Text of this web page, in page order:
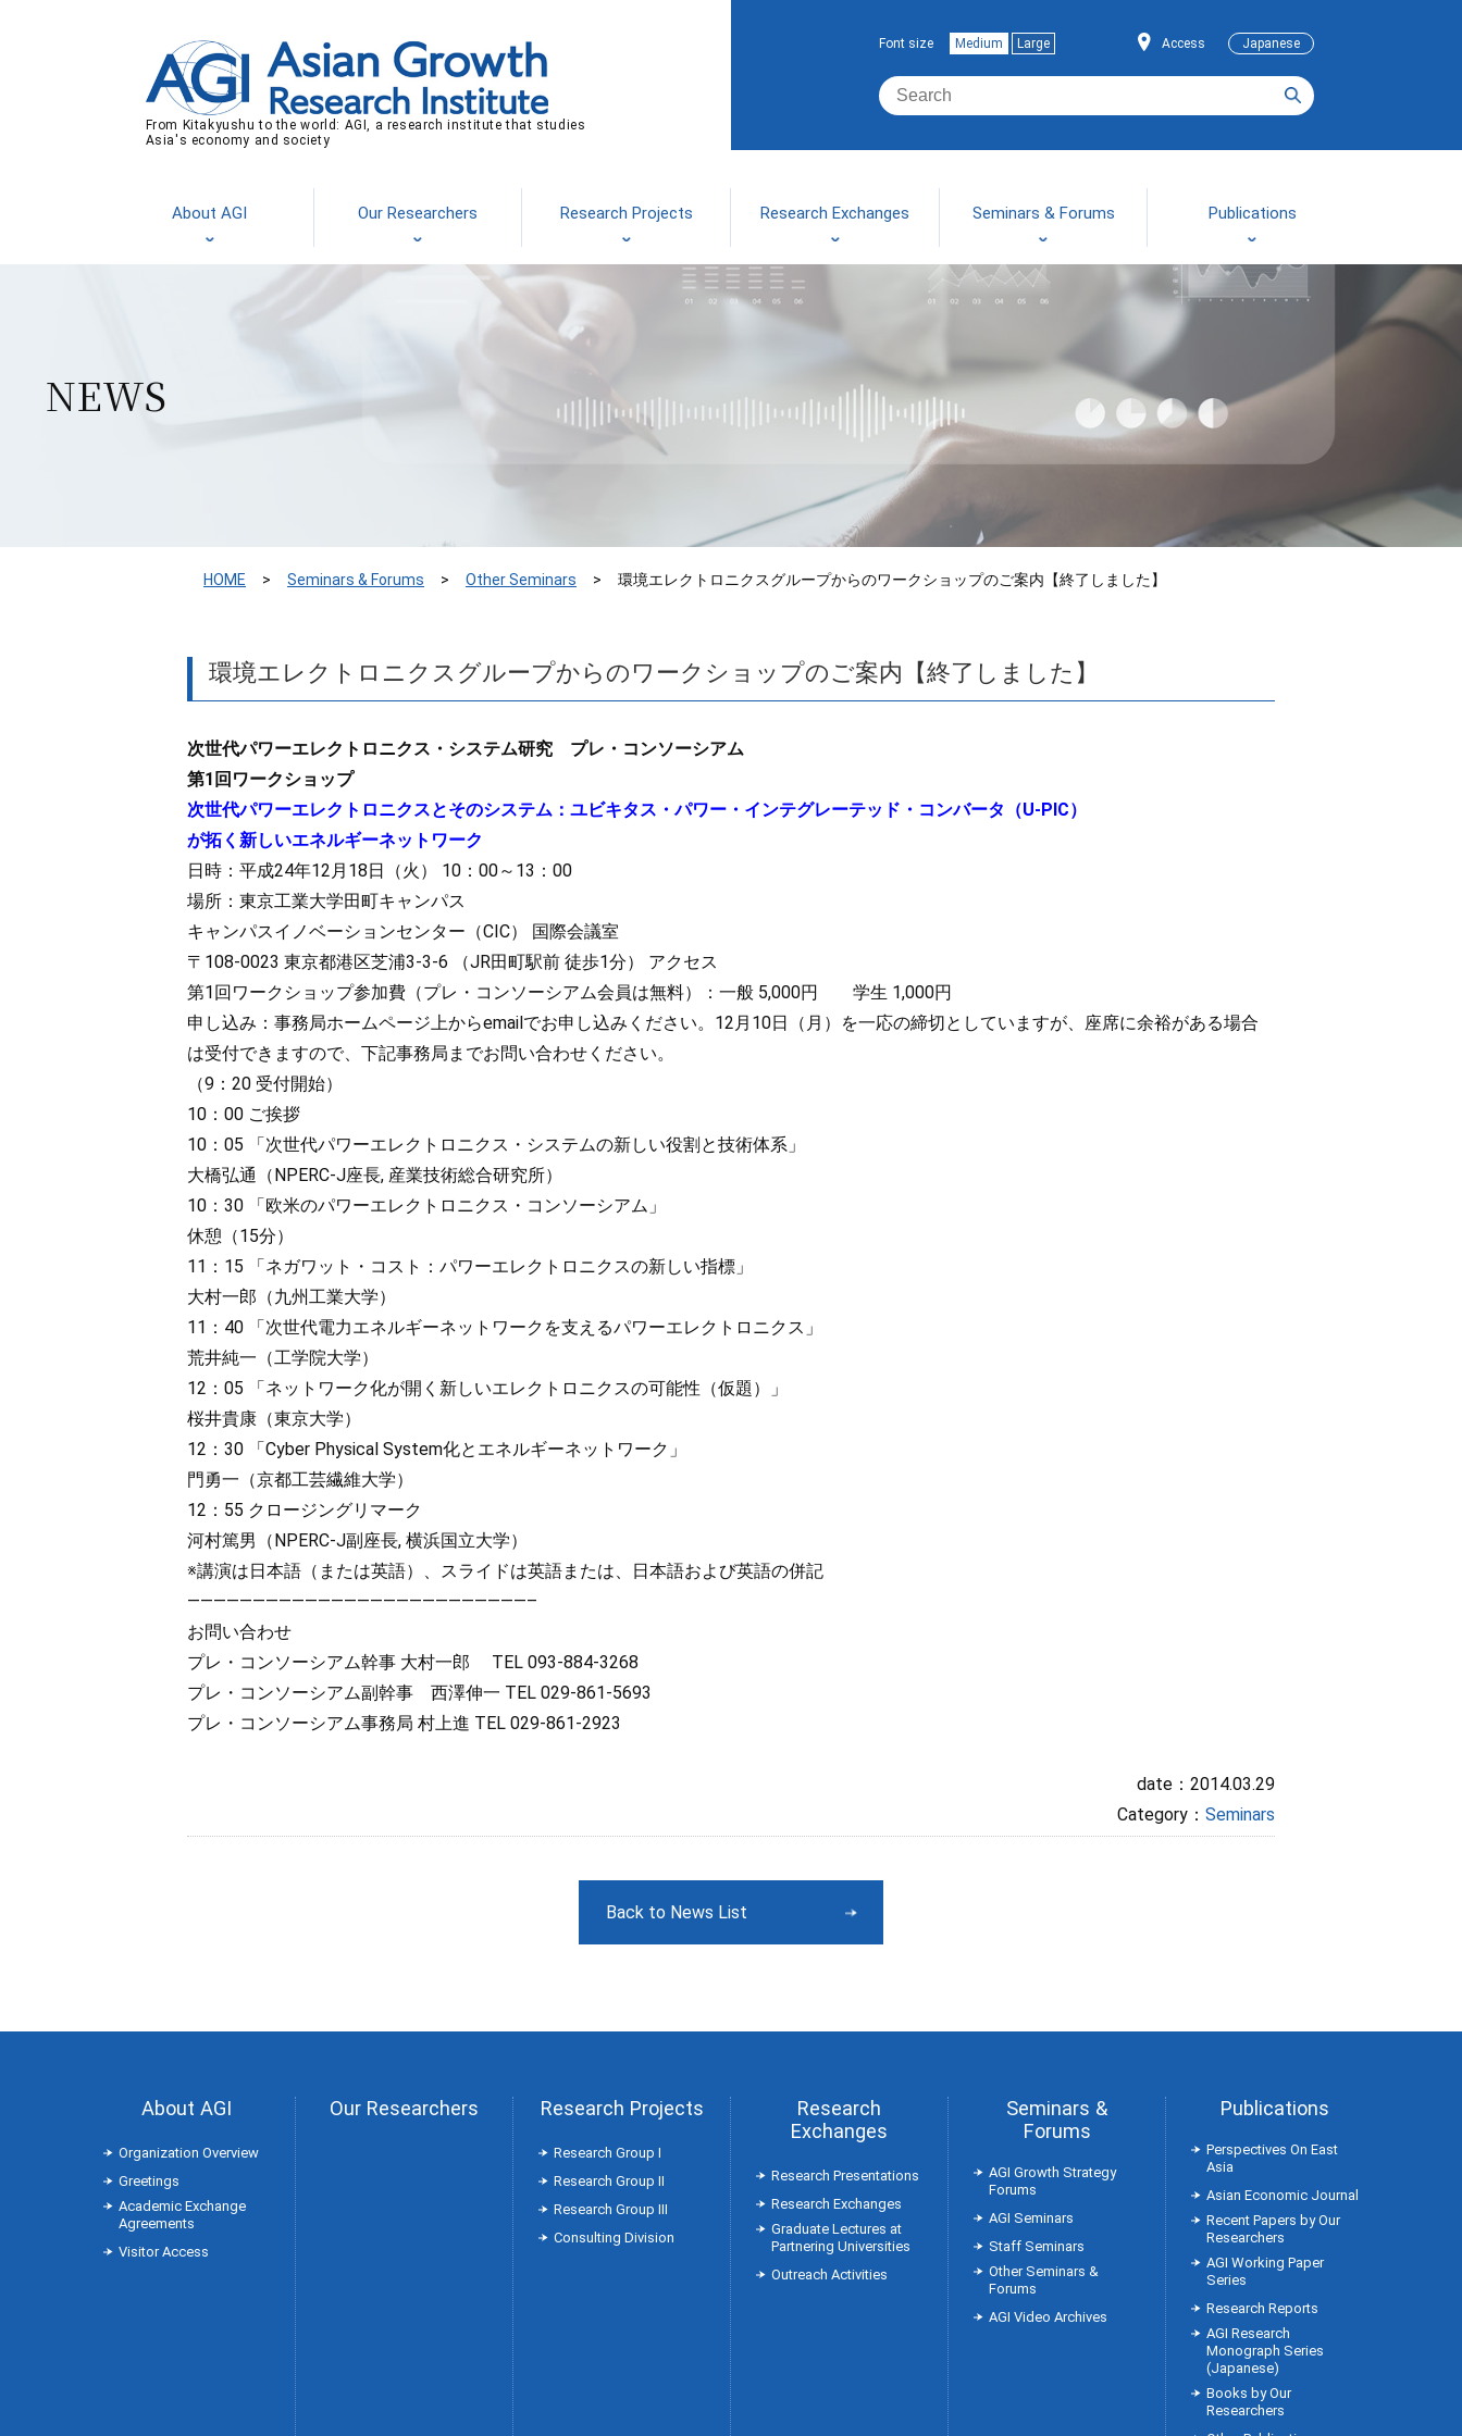
From Kitakyushu to the world: AGI, a research institute that studies
Asia's economy and society
Font size Medium Large Access Japanese
About AGI Our Researchers Research Projects Research Exchanges Seminars & Forums Publications
NEWS
HOME Seminars & Forums Other Seminars 環境エレクトロニクスグループからのワークショップのご案内【終了しました】
環境エレクトロニクスグループからのワークショップのご案内【終了しました】
次世代パワーエレクトロニクス・システム研究 プレ・コンソーシアム
第1回ワークショップ
次世代パワーエレクトロニクスとそのシステム：ユビキタス・パワー・インテグレーテッド・コンバータ（U-PIC）
が拓く新しいエネルギーネットワーク
日時：平成24年12月18日（火） 10：00～13：00
場所：東京工業大学田町キャンパス
キャンパスイノベーションセンター（CIC） 国際会議室
〒108-0023 東京都港区芝浦3-3-6 （JR田町駅前 徒歩1分） アクセス
第1回ワークショップ参加費（プレ・コンソーシアム会員は無料）：一般 5,000円 学生 1,000円
申し込み：事務局ホームページ上からemailでお申し込みください。12月10日（月）を一応の締切としていますが、座席に余裕がある場合
は受付できますので、下記事務局までお問い合わせください。
（9：20 受付開始）
10：00 ご挨拶
10：05 「次世代パワーエレクトロニクス・システムの新しい役割と技術体系」
大橋弘通（NPERC-J座長, 産業技術総合研究所）
10：30 「欧米のパワーエレクトロニクス・コンソーシアム」
休憩（15分）
11：15 「ネガワット・コスト：パワーエレクトロニクスの新しい指標」
大村一郎（九州工業大学）
11：40 「次世代電力エネルギーネットワークを支えるパワーエレクトロニクス」
荒井純一（工学院大学）
12：05 「ネットワーク化が開く新しいエレクトロニクスの可能性（仮題）」
桜井貴康（東京大学）
12：30 「Cyber Physical System化とエネルギーネットワーク」
門勇一（京都工芸繊維大学）
12：55 クロージングリマーク
河村篤男（NPERC-J副座長, 横浜国立大学）
※講演は日本語（または英語）、スライドは英語または、日本語および英語の併記
——————————————————————————–
お問い合わせ
プレ・コンソーシアム幹事 大村一郎 TEL 093-884-3268
プレ・コンソーシアム副幹事 西澤伸一 TEL 029-861-5693
プレ・コンソーシアム事務局 村上進 TEL 029-861-2923
date：2014.03.29
Category： Seminars
Back to News List
About AGI
Organization Overview
Greetings
Academic Exchange
Agreements
Visitor Access
Our Researchers Research Projects
Research Group Ⅰ
Research Group Ⅱ
Research Group Ⅲ
Consulting Division
Research
Exchanges
Research Presentations
Research Exchanges
Graduate Lectures at
Partnering Universities
Outreach Activities
Seminars &
Forums
AGI Growth Strategy
Forums
AGI Seminars
Staff Seminars
Other Seminars &
Forums
AGI Video Archives
Publications
Perspectives On East
Asia
Asian Economic Journal
Recent Papers by Our
Researchers
AGI Working Paper
Series
Research Reports
AGI Research
Monograph Series
(Japanese)
Books by Our
Researchers